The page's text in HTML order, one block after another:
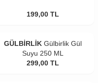
199,00 TL
GÜLBİRLİK Gülbirlik Gül
Suyu 250 ML
299,00 TL